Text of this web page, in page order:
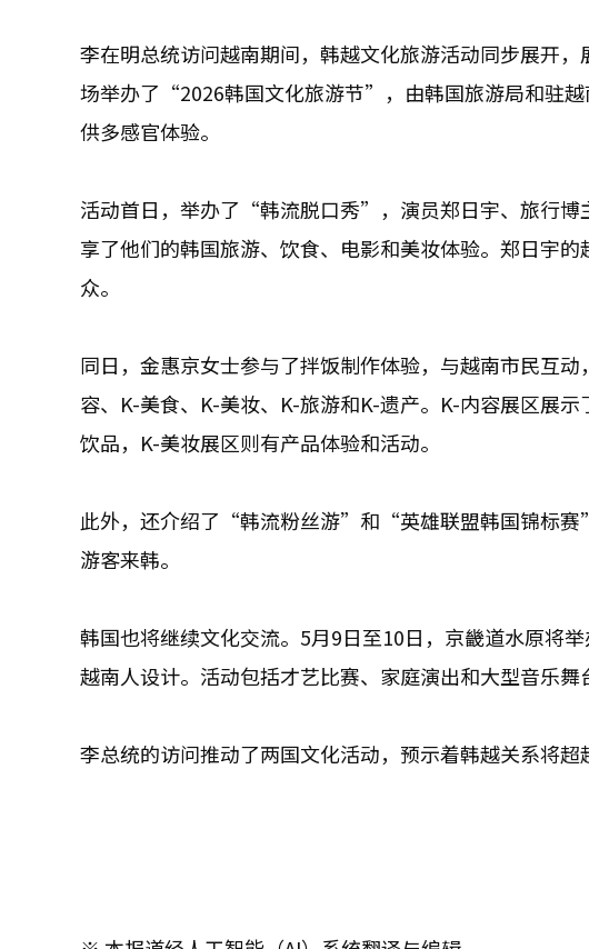
李在明总统访问越南期间，韩越文化旅游活动同步展开
场举办了“2026韩国文化旅游节”，由韩国旅游局和驻
供多感官体验。
活动首日，举办了“韩流脱口秀”，演员郑日宇、旅行博
享了他们的韩国旅游、饮食、电影和美妆体验。郑日宇
众。
同日，金惠京女士参与了拌饭制作体验，与越南市民互
容、K-美食、K-美妆、K-旅游和K-遗产。K-内容展区展
饮品，K-美妆展区则有产品体验和活动。
此外，还介绍了“韩流粉丝游”和“英雄联盟韩国锦标赛
游客来韩。
韩国也将继续文化交流。5月9日至10日，京畿道水原
越南人设计。活动包括才艺比赛、家庭演出和大型音乐舞
李总统的访问推动了两国文化活动，预示着韩越关系将超